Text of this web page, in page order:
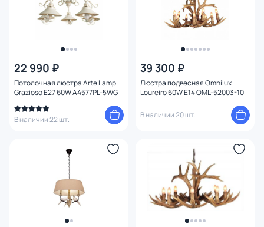
22 990 ₽
Потолочная люстра Arte Lamp
Grazioso E27 60W A4577PL-5WG
В наличии 22 шт.
39 300 ₽
Люстра подвесная Omnilux
Loureiro 60W E14 OML-52003-10
В наличии 20 шт.